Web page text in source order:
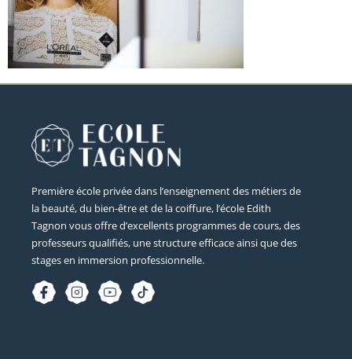
Première école privée dans l’enseignement des métiers de
la beauté, du bien-être et de la coiffure, l’école Edith
Tagnon vous offre d’excellents programmes de cours, des
professeurs qualifiés, une structure efficace ainsi que des
stages en immersion professionnelle.